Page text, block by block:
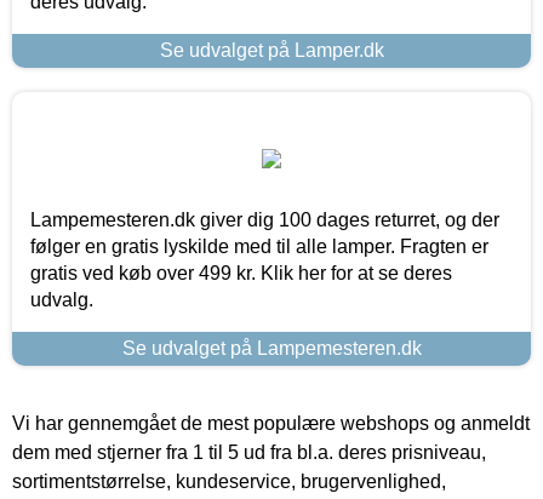
Se udvalget på Lamper.dk
Lampemesteren.dk giver dig 100 dages returret, og der
følger en gratis lyskilde med til alle lamper. Fragten er
gratis ved køb over 499 kr. Klik her for at se deres
udvalg.
Se udvalget på Lampemesteren.dk
Vi har gennemgået de mest populære webshops og anmeldt
dem med stjerner fra 1 til 5 ud fra bl.a. deres prisniveau,
sortimentstørrelse, kundeservice, brugervenlighed,